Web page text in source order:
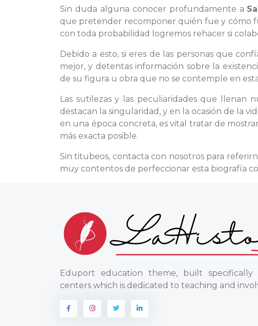
Sin duda alguna conocer profundamente a
que pretender recomponer quién fue y cómo
con toda probabilidad logremos rehacer si
Debido a esto, si eres de las personas que
mejor, y detentas información sobre la
de su figura u obra que no se contemple en
Las sutilezas y las peculiaridades que llenan
destacan la singularidad, y en la ocasión de la
en una época concreta, es vital tratar de
más exacta posible.
Sin titubeos, contacta con nosotros para
muy contentos de perfeccionar esta biografía
Eduport education theme, built
centers which is dedicated to teaching and